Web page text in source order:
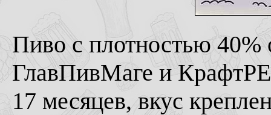
Пиво с плотностью
ГлавПивМаге и
17 месяцев, вкус